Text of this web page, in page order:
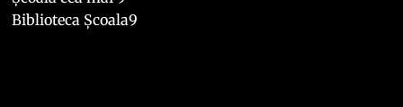
Biblioteca Școala9